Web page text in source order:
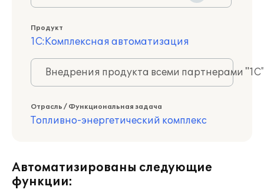
Продукт
1С:Комплексная автоматизация
Внедрения продукта всеми партнерами
Отрасль / Функциональная задача
Топливно-энергетический комплекс
Автоматизированы следующие
функции: